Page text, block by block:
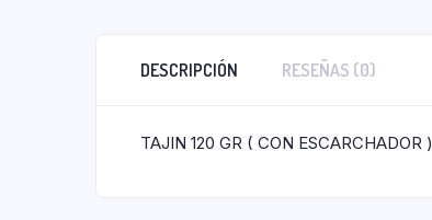
DESCRIPCIÓN RESEÑAS (0)
TAJIN 120 GR ( CON ESCARCHADOR )